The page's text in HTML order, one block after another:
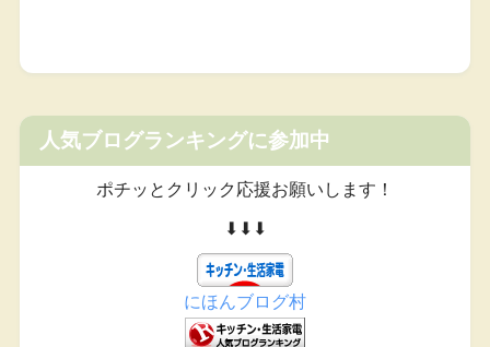
人気ブログランキングに参加中
ポチッとクリック応援お願いします！
⬇︎⬇︎⬇︎
にほんブログ村